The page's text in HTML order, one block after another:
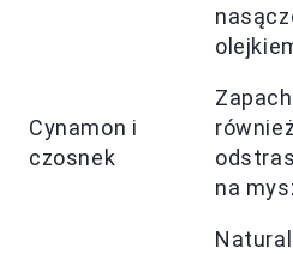
Cynamon i
czosnek
na